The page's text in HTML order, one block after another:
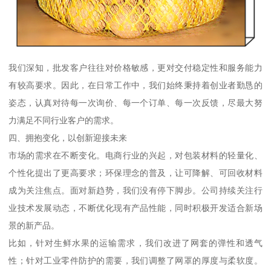
我们深知，批发客户往往对价格敏感，更对交付稳定性和服务能力
有较高要求。因此，在日常工作中，我们始终秉持着创业者勤恳的
姿态，认真对待每一次询价、每一个订单、每一次反馈，尽最大努
力满足不同行业客户的需求。
四、拥抱变化，以创新迎接未来
市场的需求在不断变化。电商行业的兴起，对包装材料的轻量化、
个性化提出了更高要求；环保理念的普及，让可降解、可回收材料
成为关注焦点。面对新趋势，我们没有停下脚步。公司持续关注行
业技术发展动态，不断优化现有产品性能，同时积极开发适合新场
景的新产品。
比如，针对生鲜水果的运输需求，我们改进了网套的弹性和透气
性；针对工业零件防护的需要，我们调整了网罩的厚度与柔软度。